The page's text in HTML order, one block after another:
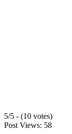
5/5 - (10 votes)
Post Views: 58